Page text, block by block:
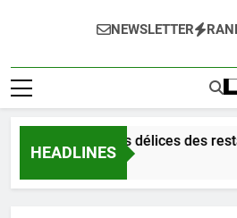
NEWSLETTER
HEADLINES
Dégustez les délices des
14 Heures Ago